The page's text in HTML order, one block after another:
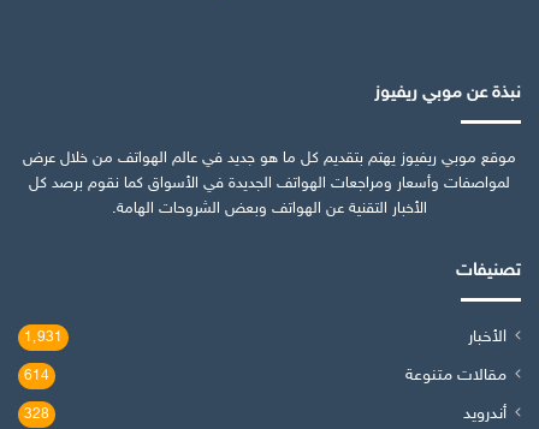
نبذة عن موبي ريفيوز
موقع موبي ريفيوز يهتم بتقديم كل ما هو جديد في عالم الهواتف من خلال عرض
لمواصفات وأسعار ومراجعات الهواتف الجديدة في الأسواق كما نقوم برصد كل
الأخبار التقنية عن الهواتف وبعض الشروحات الهامة.
تصنيفات
الأخبار 1٬931
مقالات متنوعة 614
أندرويد 328